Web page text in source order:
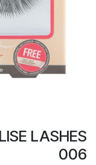
LASHES
006